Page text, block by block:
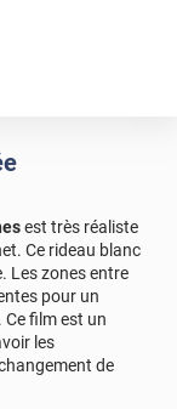
est très réaliste
Ce rideau blanc
Les zones entre
pour un
film est un
les
de